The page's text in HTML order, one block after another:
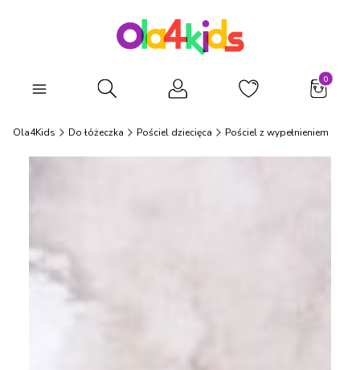
Otwórz wyszukiwarkę
Ola4Kids Do łóżeczka Pościel dziecięca Pościel z wypełnieniem